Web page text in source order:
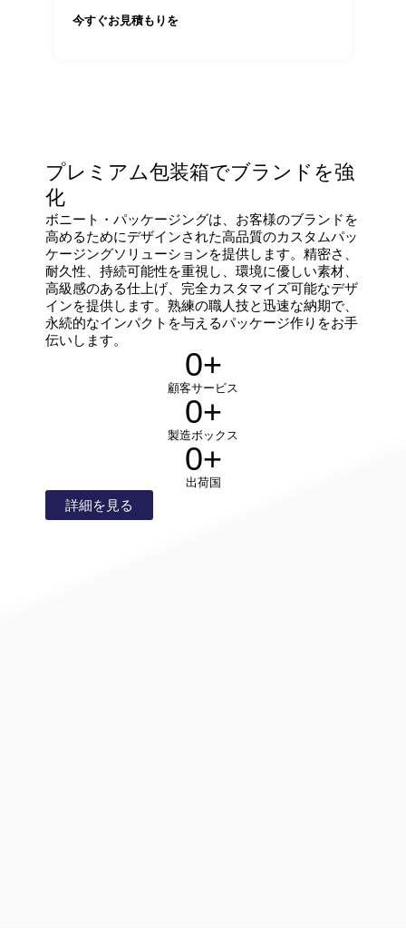
今すぐお見積もりを
プレミアム包装箱でブランドを強
化
ボニート・パッケージングは、お客様のブランドを
高めるためにデザインされた高品質のカスタムパッ
ケージングソリューションを提供します。精密さ、
耐久性、持続可能性を重視し、環境に優しい素材、
高級感のある仕上げ、完全カスタマイズ可能なデザ
インを提供します。熟練の職人技と迅速な納期で、
永続的なインパクトを与えるパッケージ作りをお手
伝いします。
顧客サービス
0+
製造ボックス
0+
出荷国
0+
詳細を見る